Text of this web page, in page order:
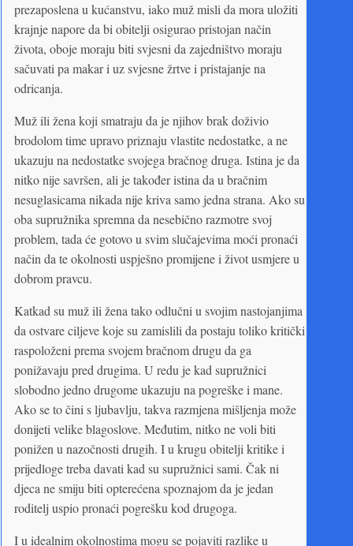
prezaposlena u kućanstvu, iako muž misli da mora uložiti
krajnje napore da bi obitelji osigurao pristojan način
života, oboje moraju biti svjesni da zajedništvo moraju
sačuvati pa makar i uz svjesne žrtve i pristajanje na
odricanja.
Muž ili žena koji smatraju da je njihov brak doživio
brodolom time upravo priznaju vlastite nedostatke, a ne
ukazuju na nedostatke svojega bračnog druga. Istina je da
nitko nije savršen, ali je također istina da u bračnim
nesuglasicama nikada nije kriva samo jedna strana. Ako su
oba supružnika spremna da nesebično razmotre svoj
problem, tada će gotovo u svim slučajevima moći pronaći
način da te okolnosti uspješno promijene i život usmjere u
dobrom pravcu.
Katkad su muž ili žena tako odlučni u svojim nastojanjima
da ostvare ciljeve koje su zamislili da postaju toliko kritički
raspoloženi prema svojem bračnom drugu da ga
ponižavaju pred drugima. U redu je kad supružnici
slobodno jedno drugome ukazuju na pogreške i mane.
Ako se to čini s ljubavlju, takva razmjena mišljenja može
donijeti velike blagoslove. Međutim, nitko ne voli biti
ponižen u nazočnosti drugih. I u krugu obitelji kritike i
prijedloge treba davati kad su supružnici sami. Čak ni
djeca ne smiju biti opterećena spoznajom da je jedan
roditelj uspio pronaći pogrešku kod drugoga.
I u idealnim okolnostima mogu se pojaviti razlike u